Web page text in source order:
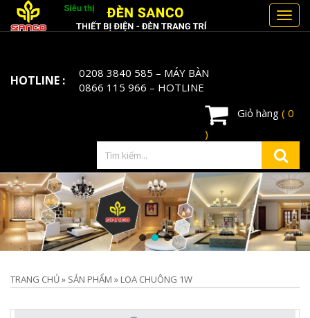
HOTLINE : 0208 3840 585 – MÁY BÀN
0866 115 966 – HOTLINE
Giỏ hàng ( 0
)
TRANG CHỦ» SẢN PHẨM » LOA CHUÔNG 1W